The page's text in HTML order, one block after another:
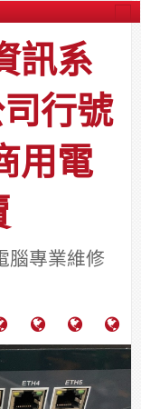
訊系
行號
用電
腦專業維修
視
系
舍
網
路/
中
料
團
法